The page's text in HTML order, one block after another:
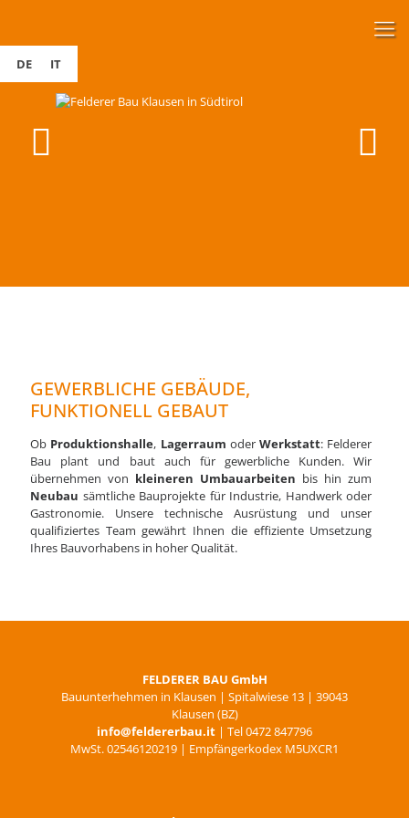
GEWERBLICHE GEBÄUDE,
FUNKTIONELL GEBAUT
Ob Produktionshalle, Lagerraum oderWerkstatt: Felderer
Bau plant und baut auch für gewerbliche Kunden. Wir
übernehmen von kleineren Umbauarbeiten bis hin zum
Neubau sämtliche Bauprojekte für Industrie, Handwerk oder
Gastronomie. Unsere technische Ausrüstung und unser
qualifiziertes Team gewährt Ihnen die effiziente Umsetzung
Ihres Bauvorhabens in hoher Qualität.
FELDERER BAU GmbH
Bauunterhehmen in Klausen | Spitalwiese 13 | 39043
Klausen (BZ)
info@feldererbau.it | Tel 0472 847796
MwSt. 02546120219 | Empfängerkodex M5UXCR1
DE IT